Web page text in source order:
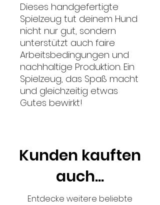
Dieses handgefertigte
Spielzeug tut deinem Hund
nicht nur gut, sondern
unterstützt auch faire
Arbeitsbedingungen und
nachhaltige Produktion. Ein
Spielzeug, das Spaß macht
und gleichzeitig etwas
Gutes bewirkt!
Kunden kauften
auch...
Entdecke weitere beliebte